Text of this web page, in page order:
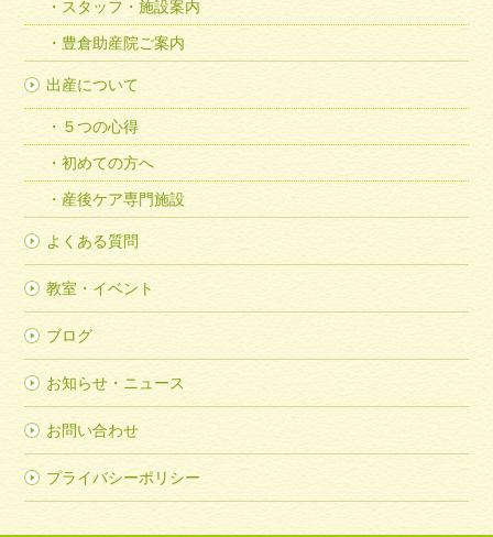
スタッフ・施設案内
豊倉助産院ご案内
出産について
５つの心得
初めての方へ
産後ケア専門施設
よくある質問
教室・イベント
ブログ
お知らせ・ニュース
お問い合わせ
プライバシーポリシー